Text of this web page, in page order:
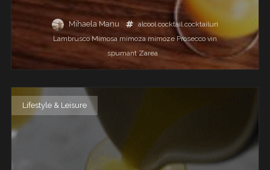
Mihaela Manu alcool cocktail cocktailuri
Lambrusco Mimosa mimoza mimoze Prosecco vin
spumant Zarea
Lifestyle & Leisure